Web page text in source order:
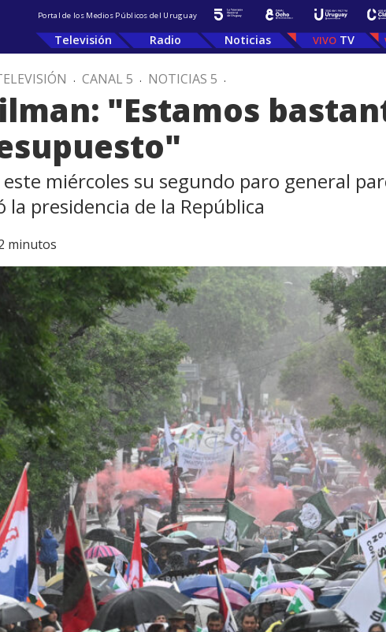
Portal de los Medios Públicos del Uruguay
Televisión Radio Noticias TV
. CANAL 5 . NOTICIAS 5 .
"Estamos
miércoles su segundo paro general
presidencia de la República
minutos